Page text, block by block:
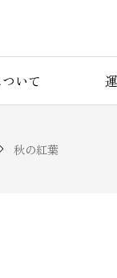
いて
秋の紅葉